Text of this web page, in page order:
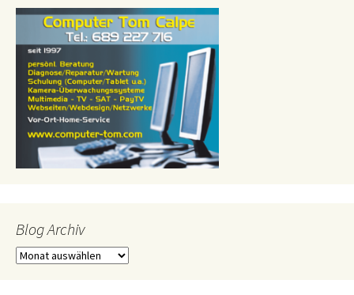
Blog Archiv
Blog